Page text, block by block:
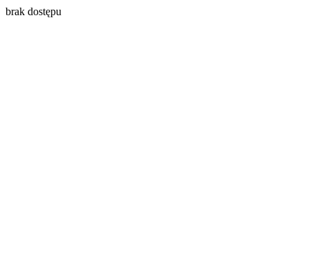
brak dostępu